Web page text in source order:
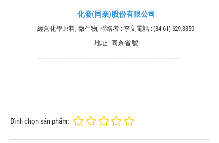
化發(同奈)股份有限公司
經營化學原料,微生物,聯絡者 :李文電話 : (84-61)629.3850
地址 : 同奈省,號
-------------------------------------------------------------------------
Bình chọn sản phẩm: